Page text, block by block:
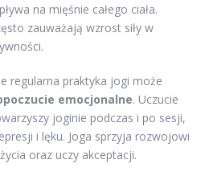
na mięśnie całego ciała.
zauważają wzrost siły w
regularna praktyka jogi może
emocjonalne. Uczucie
joginie podczas i po sesji,
i lęku. Joga sprzyja rozwojowi
oraz uczy akceptacji.